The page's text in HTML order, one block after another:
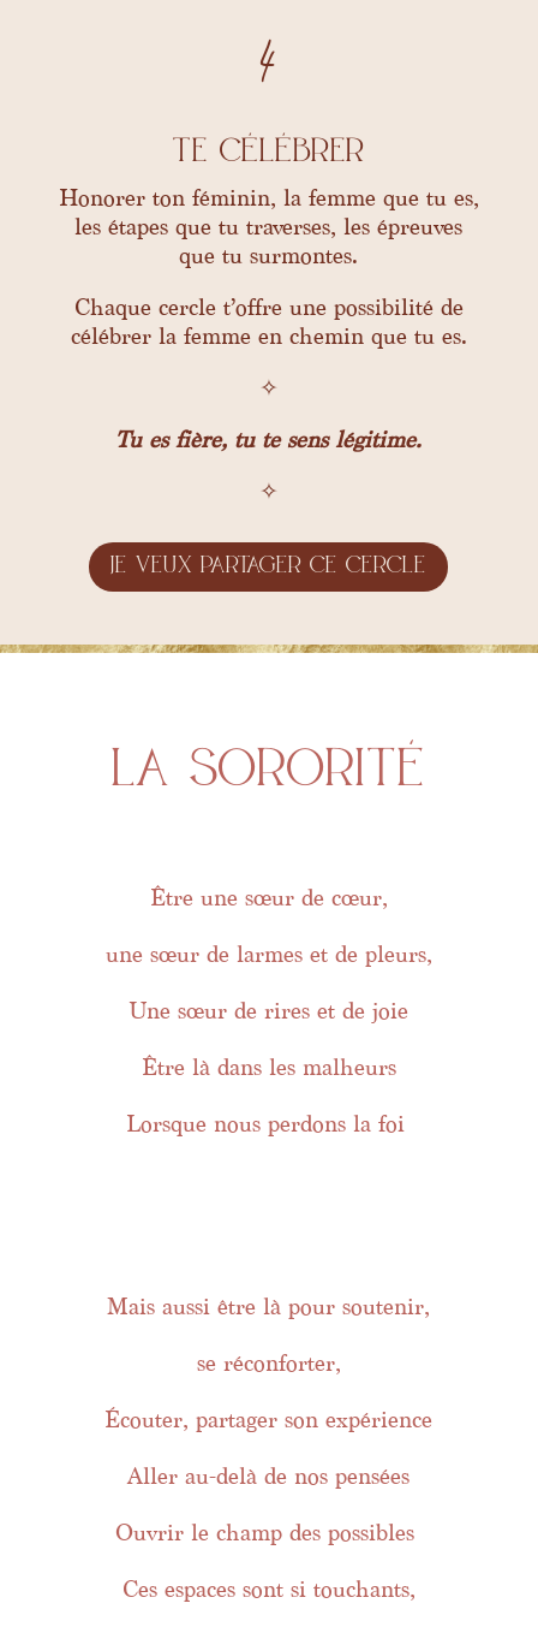
4
te célébrer
Honorer ton féminin, la femme que tu es,
les étapes que tu traverses, les épreuves
que tu surmontes.
Chaque cercle t’offre une possibilité de
célébrer la femme en chemin que tu es.
✧
Tu es fière, tu te sens légitime.
✧
Je veux partager ce cercle
la sororité
Être une sœur de cœur,
une sœur de larmes et de pleurs,
Une sœur de rires et de joie
Être là dans les malheurs
Lorsque nous perdons la foi
Mais aussi être là pour soutenir,
se réconforter,
Écouter, partager son expérience
Aller au-delà de nos pensées
Ouvrir le champ des possibles
Ces espaces sont si touchants,